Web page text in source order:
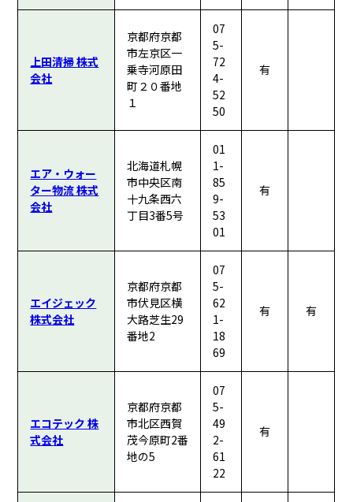
上田清掃 株式
会社
京都府京都
市左京区一
乗寺河原田
町２０番地
１
07
5-
72
4-
52
50
有
エア・ウォー
ター物流 株式
会社
北海道札幌
市中央区南
十九条西六
丁目3番5号
01
1-
85
9-
53
01
有
エイジェック
株式会社
京都府京都
市伏見区横
大路芝生29
番地2
07
5-
62
1-
18
69
有 有
エコテック 株
式会社
京都府京都
市北区西賀
茂今原町2番
地の5
07
5-
49
2-
61
22
有